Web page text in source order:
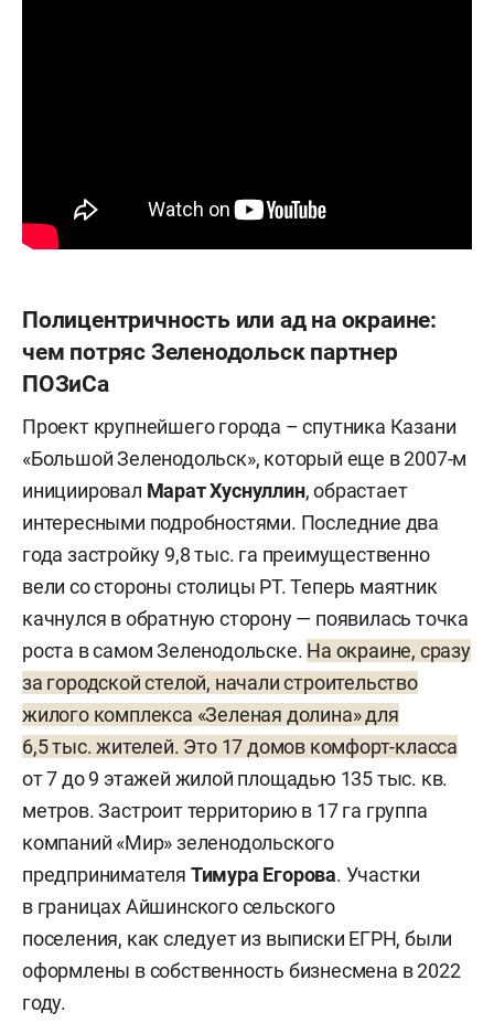
Полицентричность или ад на окраине:
чем потряс Зеленодольск партнер
ПОЗиСа
Проект крупнейшего города – спутника Казани
«Большой Зеленодольск», который еще в 2007-м
инициировал Марат Хуснуллин, обрастает
интересными подробностями. Последние два
года застройку 9,8 тыс. га преимущественно
вели со стороны столицы РТ. Теперь маятник
качнулся в обратную сторону — появилась точка
роста в самом Зеленодольске. На окраине, сразу
за городской стелой, начали строительство
жилого комплекса «Зеленая долина» для
6,5 тыс. жителей. Это 17 домов комфорт-класса
от 7 до 9 этажей жилой площадью 135 тыс. кв.
метров. Застроит территорию в 17 га группа
компаний «Мир» зеленодольского
предпринимателя Тимура Егорова. Участки
в границах Айшинского сельского
поселения, как следует из выписки ЕГРН, были
оформлены в собственность бизнесмена в 2022
году.